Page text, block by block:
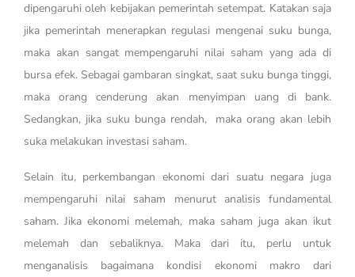
dipengaruhi oleh kebijakan pemerintah setempat. Katakan saja
jika pemerintah menerapkan regulasi mengenai suku bunga,
maka akan sangat mempengaruhi nilai saham yang ada di
bursa efek. Sebagai gambaran singkat, saat suku bunga tinggi,
maka orang cenderung akan menyimpan uang di bank.
Sedangkan, jika suku bunga rendah, maka orang akan lebih
suka melakukan investasi saham.
Selain itu, perkembangan ekonomi dari suatu negara juga
mempengaruhi nilai saham menurut analisis fundamental
saham. Jika ekonomi melemah, maka saham juga akan ikut
melemah dan sebaliknya. Maka dari itu, perlu untuk
menganalisis bagaimana kondisi ekonomi makro dari